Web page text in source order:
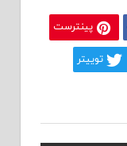
پینترست
توییتر